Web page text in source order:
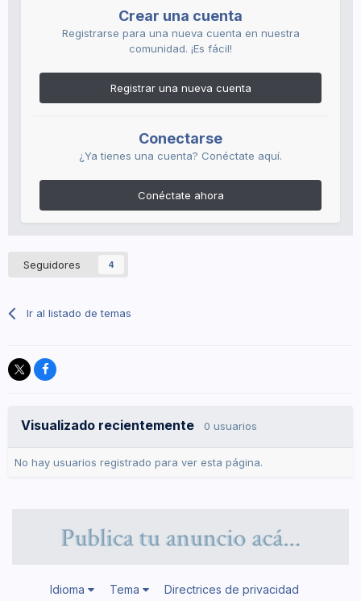
Crear una cuenta
Registrarse para una nueva cuenta en nuestra
comunidad. ¡Es fácil!
Registrar una nueva cuenta
Conectarse
¿Ya tienes una cuenta? Conéctate aquí.
Conéctate ahora
Seguidores 4
Ir al listado de temas
Visualizado recientemente 0 usuarios
No hay usuarios registrado para ver esta página.
Idioma Tema
Directrices de privacidad